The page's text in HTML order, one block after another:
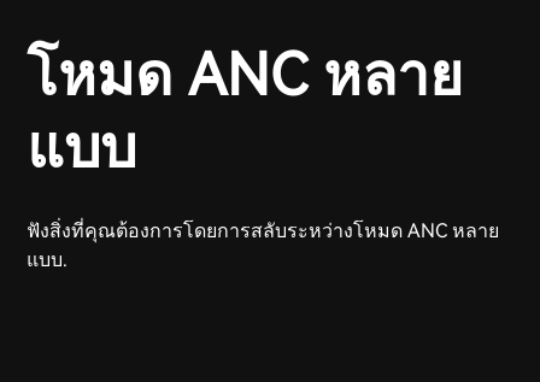
โหมด ANC หลาย
แบบ
ฟังสิ่งที่คุณต้องการโดยการสลับระหว่างโหมด ANC หลาย
แบบ.